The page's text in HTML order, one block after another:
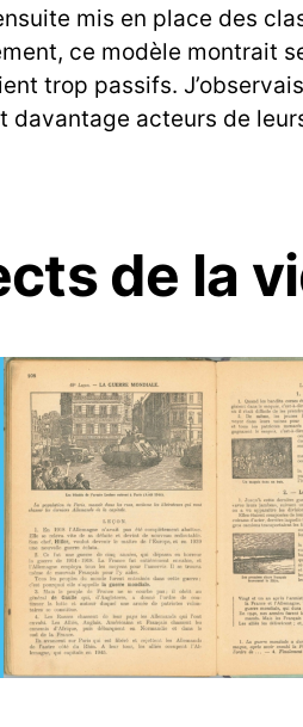
mis en place des
ce modèle montrait
trop passifs.
davantage acteurs de
de la